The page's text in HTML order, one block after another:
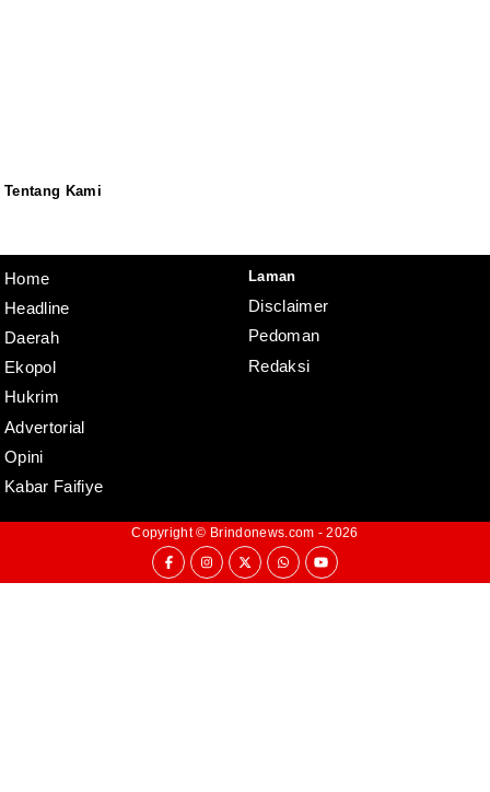
Tentang Kami
Home
Headline
Daerah
Ekopol
Hukrim
Advertorial
Opini
Kabar Faifiye
Laman
Disclaimer
Pedoman
Redaksi
Copyright © Brindonews.com - 2026